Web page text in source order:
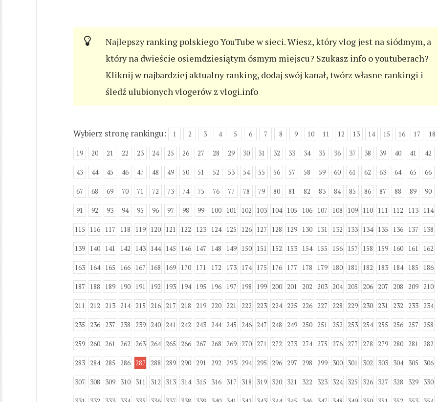
Najlepszy ranking polskiego YouTube w sieci. Wiesz, który vlog jest na siódmym, a
który na dwieście osiemdziesiątym ósmym miejscu? Szukasz info o youtuberach?
Kliknij w najbardziej aktualny ranking, dodaj swój kanał, twórz własne rankingi i
śledź ulubionych vlogerów z vlogi.info
Wybierz stronę rankingu: 1 2 3 4 5 6 7 8 9 10 11 12 13 14 15 16 17 18
19 20 21 22 23 24 25 26 27 28 29 30 31 32 33 34 35 36 37 38 39 40 41 42
43 44 45 46 47 48 49 50 51 52 53 54 55 56 57 58 59 60 61 62 63 64 65 66
67 68 69 70 71 72 73 74 75 76 77 78 79 80 81 82 83 84 85 86 87 88 89 90
91 92 93 94 95 96 97 98 99 100 101 102 103 104 105 106 107 108 109 110 111 112 113 114
115 116 117 118 119 120 121 122 123 124 125 126 127 128 129 130 131 132 133 134 135 136 137 138
139 140 141 142 143 144 145 146 147 148 149 150 151 152 153 154 155 156 157 158 159 160 161 162
163 164 165 166 167 168 169 170 171 172 173 174 175 176 177 178 179 180 181 182 183 184 185 186
187 188 189 190 191 192 193 194 195 196 197 198 199 200 201 202 203 204 205 206 207 208 209 210
211 212 213 214 215 216 217 218 219 220 221 222 223 224 225 226 227 228 229 230 231 232 233 234
235 236 237 238 239 240 241 242 243 244 245 246 247 248 249 250 251 252 253 254 255 256 257 258
259 260 261 262 263 264 265 266 267 268 269 270 271 272 273 274 275 276 277 278 279 280 281 282
283 284 285 286 287 288 289 290 291 292 293 294 295 296 297 298 299 300 301 302 303 304 305 306
307 308 309 310 311 312 313 314 315 316 317 318 319 320 321 322 323 324 325 326 327 328 329 330